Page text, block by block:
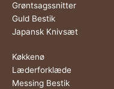
Grøntsagssnitter
Guld Bestik
Japansk Knivsæt
Køkkenø
Læderforklæde
Messing Bestik